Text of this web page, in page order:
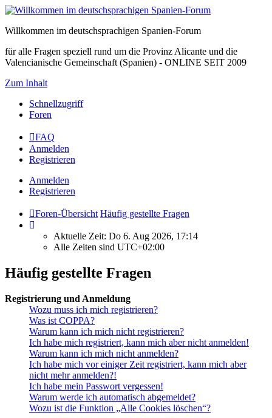
Willkommen im deutschsprachigen Spanien-Forum
für alle Fragen speziell rund um die Provinz Alicante und die
Valencianische Gemeinschaft (Spanien) - ONLINE SEIT 2009
Zum Inhalt
Schnellzugriff
Foren
FAQ
Anmelden
Registrieren
Anmelden
Registrieren
Foren-Übersicht Häufig gestellte Fragen
Aktuelle Zeit: Do 6. Aug 2026, 17:14
Alle Zeiten sind UTC+02:00
Häufig gestellte Fragen
Registrierung und Anmeldung
Wozu muss ich mich registrieren?
Was ist COPPA?
Warum kann ich mich nicht registrieren?
Ich habe mich registriert, kann mich aber nicht anmelden!
Warum kann ich mich nicht anmelden?
Ich habe mich vor einiger Zeit registriert, kann mich aber
nicht mehr anmelden?!
Ich habe mein Passwort vergessen!
Warum werde ich automatisch abgemeldet?
Wozu ist die Funktion „Alle Cookies löschen“?